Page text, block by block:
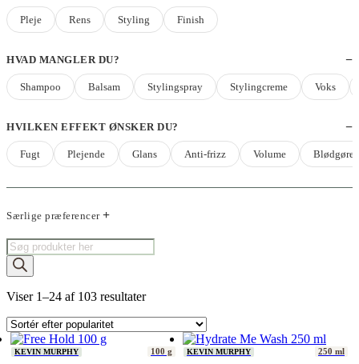
Pleje Rens Styling Finish
HVAD MANGLER DU?
Shampoo Balsam Stylingspray Stylingcreme Voks
HVILKEN EFFEKT ØNSKER DU?
Fugt Plejende Glans Anti-frizz Volume
Særlige præferencer
Products
search
Viser 1–24 af 103 resultaterSorteret
popularitet
KEVIN MURPHY 100 g KEVIN MURPHY 250 ml